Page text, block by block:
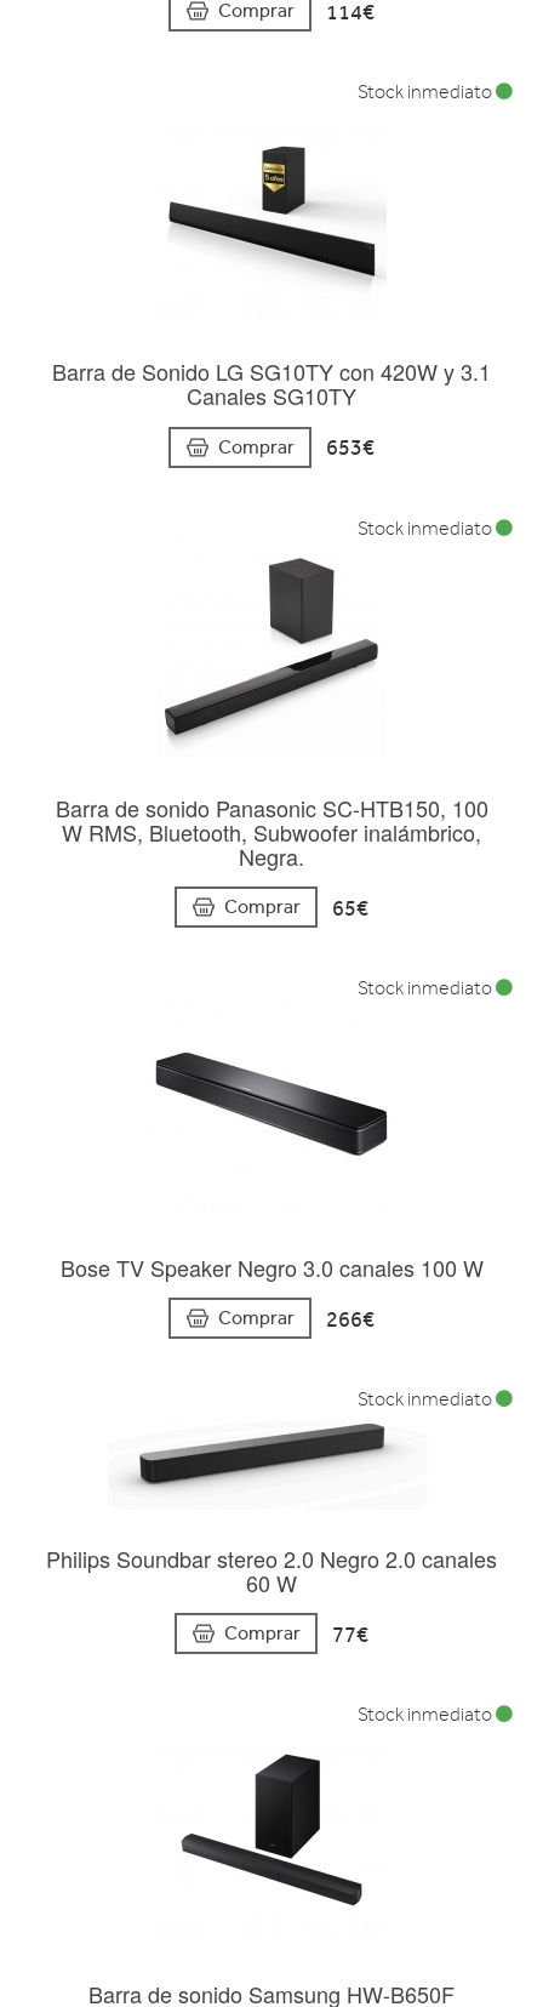
Comprar 114€
Barra de Sonido LG SG10TY con 420W y 3.1
Canales SG10TY
Comprar 653€
Stock inmediato
Barra de sonido Panasonic SC-HTB150, 100
W RMS, Bluetooth, Subwoofer inalámbrico,
Negra.
Comprar 65€
Stock inmediato
Bose TV Speaker Negro 3.0 canales 100 W
Comprar 266€
Stock inmediato
Philips Soundbar stereo 2.0 Negro 2.0 canales
60 W
Comprar 77€
Stock inmediato
Barra de sonido Samsung HW-B650F
Stock inmediato